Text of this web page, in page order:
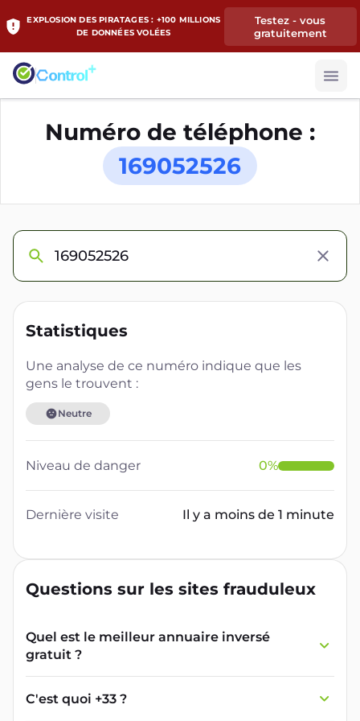
EXPLOSION DES PIRATAGES : +100 MILLIONS
DE DONNÉES VOLÉES
Testez - vous
gratuitement
Numéro de téléphone :
169052526
Statistiques
Une analyse de ce numéro indique que les
gens le trouvent :
Neutre
Niveau de danger 0%
Dernière visite Il y a moins de 1 minute
Questions sur les sites frauduleux
Quel est le meilleur annuaire inversé
gratuit ?
France Verif inclut une fonctionnalité de
recherche de numéro inversée qui est efficace
et gratuite pour identifier les appelants
C'est quoi +33 ?
L'indicatif +33 est le code téléphonique